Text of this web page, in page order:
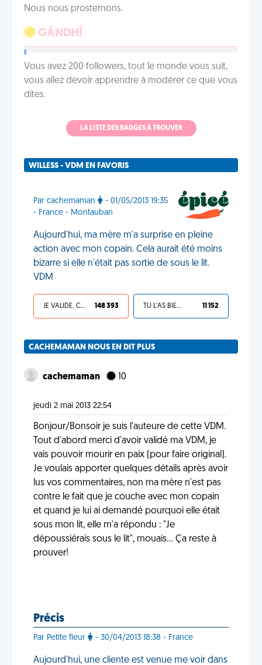
Nous nous prosternons.
GÂNDHÎ
Vous avez 200 followers, tout le monde vous suit,
vous allez devoir apprendre à modérer ce que vous
dites.
LA LISTE DES BADGES À TROUVER
WILLESS - VDM EN FAVORIS
Par cachemaman
- 01/05/2013 19:35
- France - Montauban
Aujourd'hui, ma mère m'a surprise en pleine
action avec mon copain. Cela aurait été moins
bizarre si elle n'était pas sortie de sous le lit.
VDM
JE VALIDE, C'EST UNE VDM 148 393 TU L'AS BIEN MÉRITÉ 11 152
CACHEMAMAN NOUS EN DIT PLUS
cachemaman 10
jeudi 2 mai 2013 22:54
Bonjour/Bonsoir je suis l'auteure de cette VDM.
Tout d'abord merci d'avoir validé ma VDM, je
vais pouvoir mourir en paix (pour faire original).
Je voulais apporter quelques détails après avoir
lus vos commentaires, non ma mère n'est pas
contre le fait que je couche avec mon copain
et quand je lui ai demandé pourquoi elle était
sous mon lit, elle m'a répondu : "Je
dépoussiérais sous le lit", mouais... Ça reste à
prouver!
Précis
Par Petite fleur - 30/04/2013 18:38 - France
Aujourd'hui, une cliente est venue me voir dans